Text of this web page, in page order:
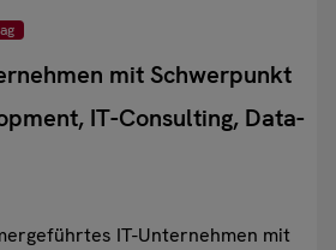
mit Schwerpunkt
IT-Consulting, Data-
IT-Unternehmen mit